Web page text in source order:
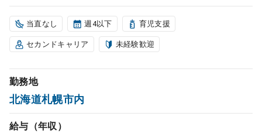
非常勤検索 アルバイト
スポット検索 アルバイト
DtoDの転職・
コンサルタント
当直なし 週4以下 育児支援
セカンドキャリア 未経験歓迎
勤務地
北海道札幌市内
給与（年収）